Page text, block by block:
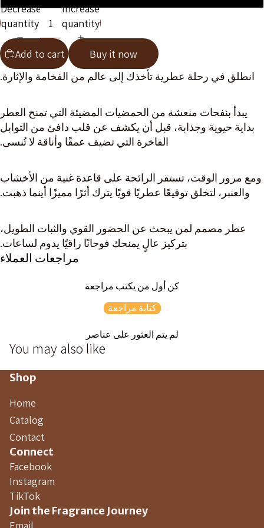
Decrease
quantity
Increase
quantity
Add to cart
Buy it now
انطلق في رحلة عطرية تأخذك إلى عالم من الفخامة والإثارة.
يبدأ بنفحات منعشة من الحمضيات المضيئة التي تمنح العطر
بداية حيوية وجذابة، قبل أن يكشف عن قلب دافئ من التوابل
الفاخرة التي تضيف عمقًا وأناقة لا تُنسى.
ومع مرور الوقت، تستقر الرائحة على قاعدة غنية من الأخشاب
والعنبر، لتخلق توقيعًا عطريًا قويًا يترك أثرًا مميزًا أينما ذهبت.
عطر مصمم لمن يبحث عن الحضور القوي والثبات الطويل،
بتركيز عالٍ يمنحك فوحانًا راقيًا يدوم لساعات.
مراجعات العملاء
كن أول من يكتب مراجعة
كتابة مراجعة
لم يتم العثور على عناصر
You may also like
Shop
Home
Catalog
Contact
Connect
Facebook
Instagram
TikTok
Join the Fragrance Journey
Get 10% OFF your first
order 🎁
Enter your email & get your 10% code instantly 💌
Unlock My 10% OFF 🎁